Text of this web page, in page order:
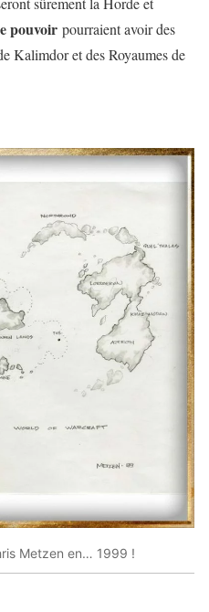
pouvoir pourraient avoir des
Kalimdor et des Royaumes de
Metzen en… 1999 !